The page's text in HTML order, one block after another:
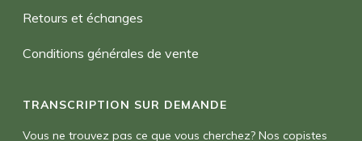
Retours et échanges
Conditions générales de vente
TRANSCRIPTION SUR DEMANDE
Vous ne trouvez pas ce que vous cherchez? Nos copistes